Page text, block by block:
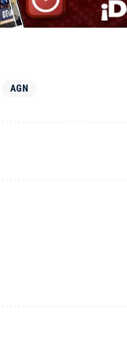
AGN